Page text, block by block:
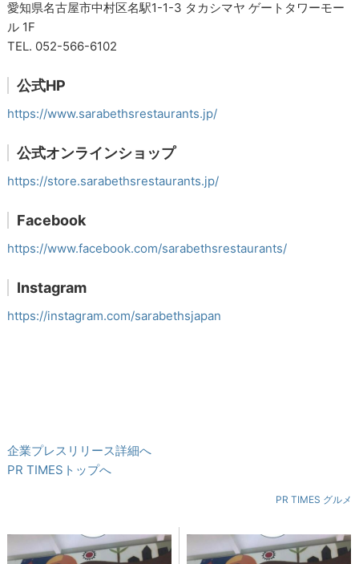
愛知県名古屋市中村区名駅1-1-3 タカシマヤ ゲートタワーモー
ル 1F
TEL. 052-566-6102
公式HP
https://www.sarabethsrestaurants.jp/
公式オンラインショップ
https://store.sarabethsrestaurants.jp/
Facebook
https://www.facebook.com/sarabethsrestaurants/
Instagram
https://instagram.com/sarabethsjapan
企業プレスリリース詳細へ
PR TIMESトップへ
PR TIMES グルメ